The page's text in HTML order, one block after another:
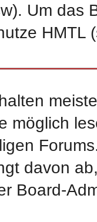
Um das
HMTL
möglich
davon
Board-